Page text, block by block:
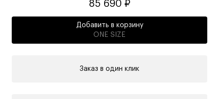
85 690 ₽
Добавить в корзину
ONE SIZE
Заказ в один клик